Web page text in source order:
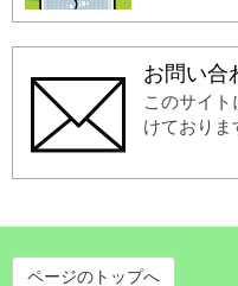
お問い合
このサイ
けておりま
ページのトップへ